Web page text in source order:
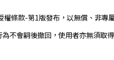
條款-第1版發布，以無償、非
會嗣後撤回，使用者亦無須取